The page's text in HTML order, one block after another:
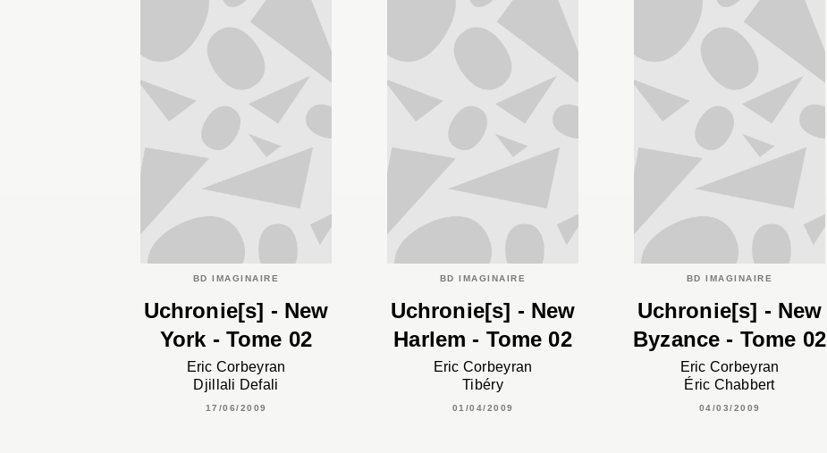
BD IMAGINAIRE
Uchronie[s] - New
York - Tome 02
Eric Corbeyran
Djillali Defali
17/06/2009
BD IMAGINAIRE
Uchronie[s] - New
Harlem - Tome 02
Eric Corbeyran
Tibéry
01/04/2009
BD IMAGINAIRE
Uchronie[s] - New
Byzance - Tome 02
Eric Corbeyran
Éric Chabbert
04/03/2009